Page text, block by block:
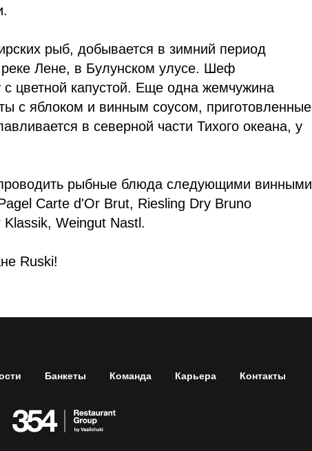
рыб, добывается в зимний период
Лене, в Булунском улусе. Шеф
цветной капустой. Еще одна жемчужина
с яблоком и винным соусом, приготовленные
в северной части Тихого океана, у
рыбные блюда следующими винными
Carte d'Or Brut, Riesling Dry Bruno
Weingut Nastl.
Ruski!
Банкеты Команда Карьера Контакты